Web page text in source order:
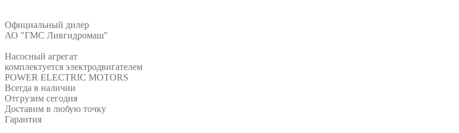
Официальный дилер
АО "ГМС Ливгидромаш"
Насосный агрегат
комплектуется электродвигателем
POWER ELECTRIC MOTORS
Всегда в наличии
Отгрузим сегодня
Доставим в любую точку
Гарантия